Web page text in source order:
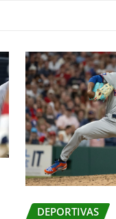
DEPORTIVAS